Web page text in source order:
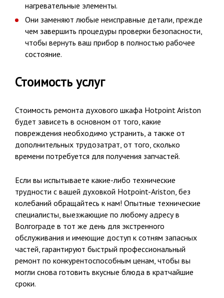
нагревательные элементы.
Они заменяют любые неисправные детали, прежде
чем завершить процедуры проверки безопасности,
чтобы вернуть ваш прибор в полностью рабочее
состояние.
Стоимость услуг
Стоимость ремонта духового шкафа Hotpoint Ariston
будет зависеть в основном от того, какие
повреждения необходимо устранить, а также от
дополнительных трудозатрат, от того, сколько
времени потребуется для получения запчастей.
Если вы испытываете какие-либо технические
трудности с вашей духовкой Hotpoint-Ariston, без
колебаний обращайтесь к нам! Опытные технические
специалисты, выезжающие по любому адресу в
Волгограде в тот же день для экстренного
обслуживания и имеющие доступ к сотням запасных
частей, гарантируют быстрый профессиональный
ремонт по конкурентоспособным ценам, чтобы вы
могли снова готовить вкусные блюда в кратчайшие
сроки.